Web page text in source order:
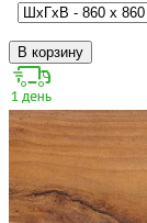
В корзину